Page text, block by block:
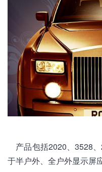
产品包括2020、3528
于半户外、全户外显示屏